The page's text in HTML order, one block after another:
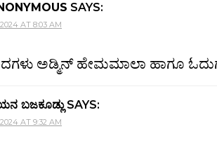
SAYS:
AT 8:03 AM
ಅಡ್ಮಿನ್ ಹೇಮಮಾಲಾ ಹಾಗೂ
ಬಜಕೂಡ್ಲು SAYS:
AT 9:32 AM